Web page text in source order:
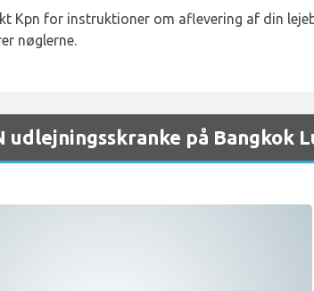
Kpn for instruktioner om aflevering af din
nøglerne.
udlejningsskranke på Bangkok